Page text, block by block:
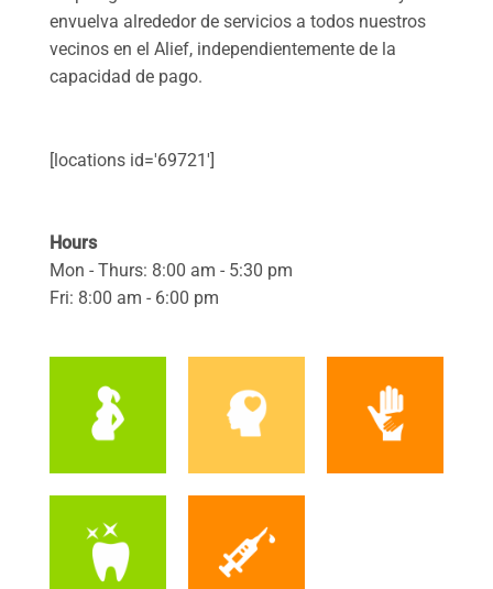
envuelva alrededor de servicios a todos nuestros
vecinos en el Alief, independientemente de la
capacidad de pago.
[locations id='69721']
Hours
Mon - Thurs: 8:00 am - 5:30 pm
Fri: 8:00 am - 6:00 pm